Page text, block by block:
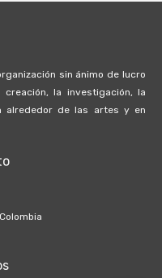
sin ánimo de lucro
la investigación, la
alrededor de las artes y en